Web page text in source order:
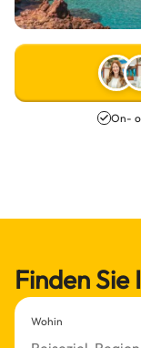
On-
Finden Sie
Wohin